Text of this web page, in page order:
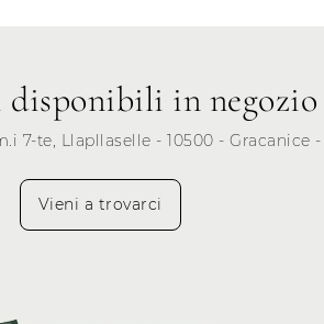
Domenicain negozio
7-te, Llapllaselle - 10500 - Gracanice
Vieni a trovarci